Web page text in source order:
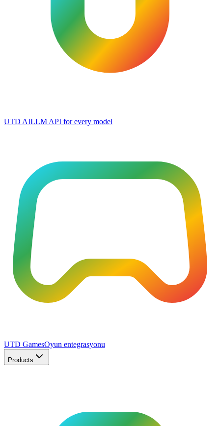
UTD AILLM API for every model
UTD GamesOyun entegrasyonu
Products